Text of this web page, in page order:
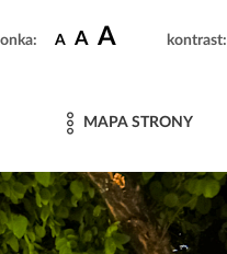
A A A kontrast:
MAPA STRONY